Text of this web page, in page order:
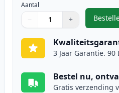
Aantal
Gebruik de knoppen om aan
− +
1 ,
3 Jaar Garantie. 90
Bestel nu,
Gratis verzending